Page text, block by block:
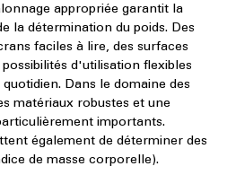
appropriée garantit la
la détermination du poids. Des
faciles à lire, des surfaces
d'utilisation flexibles
Dans le domaine des
matériaux robustes et une
importants.
également de déterminer des
de masse corporelle).